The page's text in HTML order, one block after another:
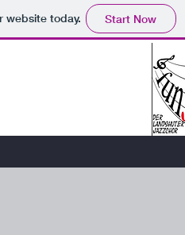
website today. Start Now